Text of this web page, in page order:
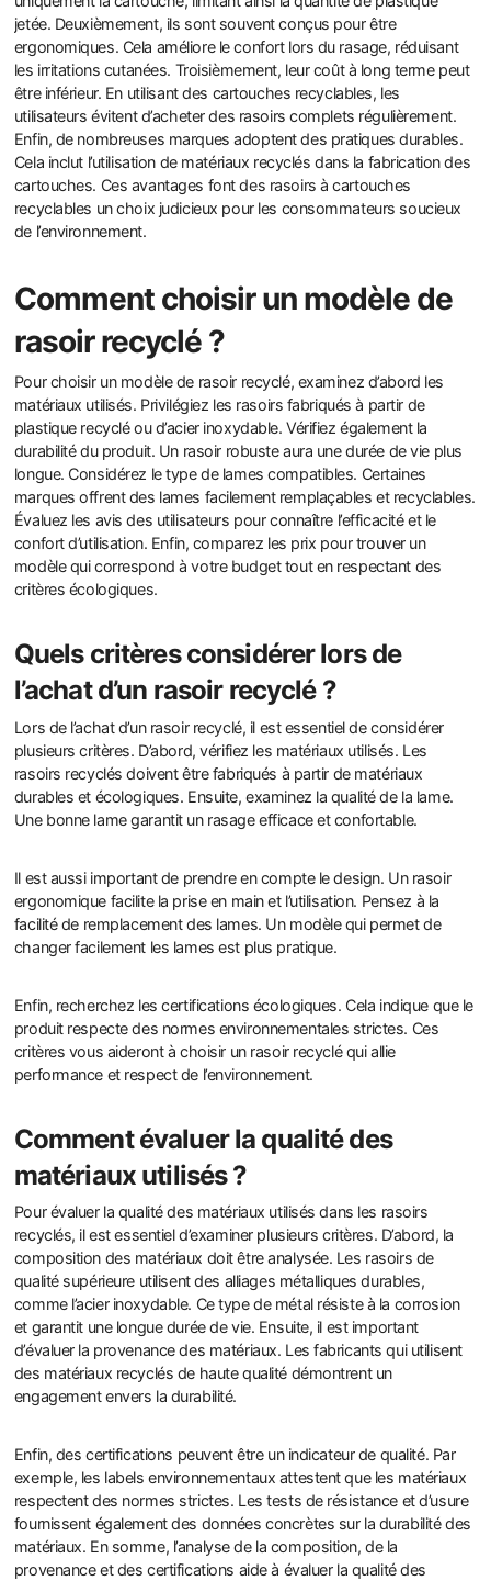
jetée. Deuxièmement, ils sont souvent conçus pour être
ergonomiques. Cela améliore le confort lors du rasage, réduisant
les irritations cutanées. Troisièmement, leur coût à long terme peut
être inférieur. En utilisant des cartouches recyclables, les
utilisateurs évitent d’acheter des rasoirs complets régulièrement.
Enfin, de nombreuses marques adoptent des pratiques durables.
Cela inclut l’utilisation de matériaux recyclés dans la fabrication des
cartouches. Ces avantages font des rasoirs à cartouches
recyclables un choix judicieux pour les consommateurs soucieux
de l’environnement.
Comment choisir un modèle de
rasoir recyclé ?
Pour choisir un modèle de rasoir recyclé, examinez d’abord les
matériaux utilisés. Privilégiez les rasoirs fabriqués à partir de
plastique recyclé ou d’acier inoxydable. Vérifiez également la
durabilité du produit. Un rasoir robuste aura une durée de vie plus
longue. Considérez le type de lames compatibles. Certaines
marques offrent des lames facilement remplaçables et recyclables.
Évaluez les avis des utilisateurs pour connaître l’efficacité et le
confort d’utilisation. Enfin, comparez les prix pour trouver un
modèle qui correspond à votre budget tout en respectant des
critères écologiques.
Quels critères considérer lors de
l’achat d’un rasoir recyclé ?
Lors de l’achat d’un rasoir recyclé, il est essentiel de considérer
plusieurs critères. D’abord, vérifiez les matériaux utilisés. Les
rasoirs recyclés doivent être fabriqués à partir de matériaux
durables et écologiques. Ensuite, examinez la qualité de la lame.
Une bonne lame garantit un rasage efficace et confortable.
Il est aussi important de prendre en compte le design. Un rasoir
ergonomique facilite la prise en main et l’utilisation. Pensez à la
facilité de remplacement des lames. Un modèle qui permet de
changer facilement les lames est plus pratique.
Enfin, recherchez les certifications écologiques. Cela indique que le
produit respecte des normes environnementales strictes. Ces
critères vous aideront à choisir un rasoir recyclé qui allie
performance et respect de l’environnement.
Comment évaluer la qualité des
matériaux utilisés ?
Pour évaluer la qualité des matériaux utilisés dans les rasoirs
recyclés, il est essentiel d’examiner plusieurs critères. D’abord, la
composition des matériaux doit être analysée. Les rasoirs de
qualité supérieure utilisent des alliages métalliques durables,
comme l’acier inoxydable. Ce type de métal résiste à la corrosion
et garantit une longue durée de vie. Ensuite, il est important
d’évaluer la provenance des matériaux. Les fabricants qui utilisent
des matériaux recyclés de haute qualité démontrent un
engagement envers la durabilité.
Enfin, des certifications peuvent être un indicateur de qualité. Par
exemple, les labels environnementaux attestent que les matériaux
respectent des normes strictes. Les tests de résistance et d’usure
fournissent également des données concrètes sur la durabilité des
matériaux. En somme, l’analyse de la composition, de la
provenance et des certifications aide à évaluer la qualité des